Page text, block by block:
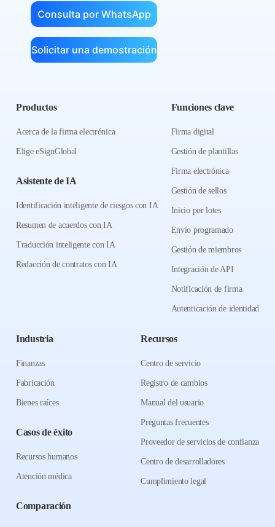
Consulta por WhatsApp
Solicitar una demostración
Productos
Acerca de la firma electrónica
Elige eSignGlobal
Asistente de IA
Identificación inteligente de riesgos con IA
Resumen de acuerdos con IA
Traducción inteligente con IA
Redacción de contratos con IA
Funciones clave
Firma digital
Gestión de plantillas
Firma electrónica
Gestión de sellos
Inicio por lotes
Envío programado
Gestión de miembros
Integración de API
Notificación de firma
Autenticación de identidad
Industria
Finanzas
Fabricación
Bienes raíces
Casos de éxito
Recursos humanos
Atención médica
Comparación
Recursos
Centro de servicio
Registro de cambios
Manual del usuario
Preguntas frecuentes
Proveedor de servicios de confianza
Centro de desarrolladores
Cumplimiento legal